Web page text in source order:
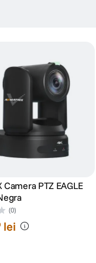
scazuta.
video 4K de inalta
Camera PTZ EAGLE
(0)
lei